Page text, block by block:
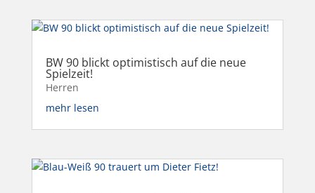
BW 90 blickt optimistisch auf die neue
Spielzeit!
Herren
mehr lesen